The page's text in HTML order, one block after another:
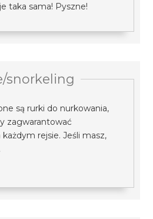
taka sama! Pyszne!
snorkeling
są rurki do nurkowania,
zagwarantować
rejsie. Jeśli masz,